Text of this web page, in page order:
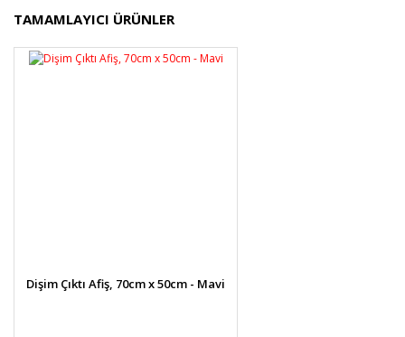
Bu ürünün fiyat bilgisi, resim, ürün açıklamalarında ve
diğer konularda yetersiz gördüğünüz noktaları öneri
formunu kullanarak tarafımıza iletebilirsiniz.
Görüş ve önerileriniz için teşekkür ederiz.
TAMAMLAYICI ÜRÜNLER
Dişim Çıktı Afiş, 70cm x 50cm - Mavi